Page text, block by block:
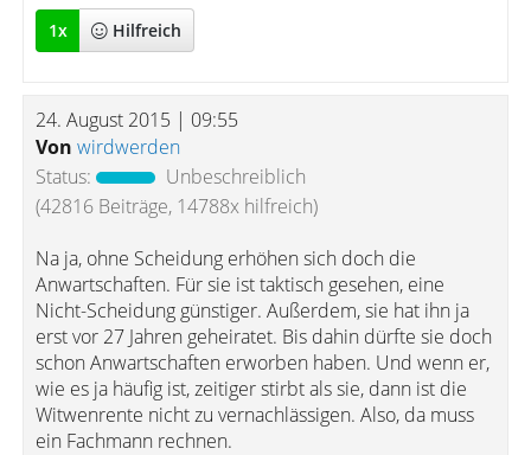
1x Hilfreich
24. August 2015 | 09:55
Von wirdwerden
Status:
Unbeschreiblich
(42816 Beiträge, 14788x hilfreich)
Na ja, ohne Scheidung erhöhen sich doch die
Anwartschaften. Für sie ist taktisch gesehen, eine
Nicht-Scheidung günstiger. Außerdem, sie hat ihn ja
erst vor 27 Jahren geheiratet. Bis dahin dürfte sie doch
schon Anwartschaften erworben haben. Und wenn er,
wie es ja häufig ist, zeitiger stirbt als sie, dann ist die
Witwenrente nicht zu vernachlässigen. Also, da muss
ein Fachmann rechnen.